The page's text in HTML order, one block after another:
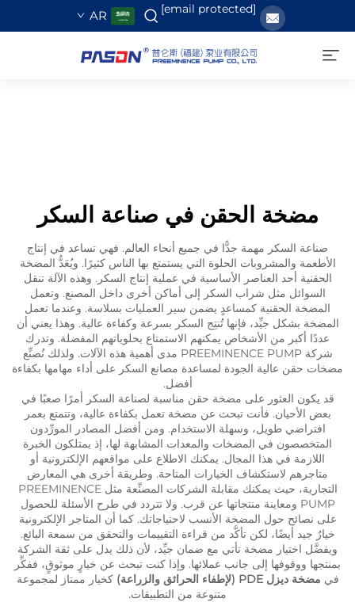
[email protected]
AR
مضخة الحقن في صناعة السكر
صناعة السكر مهمة جدًّا في جميع أنحاء العالم. فهي تساعد في إنتاج
الأطعمة والمشروبات الحلوة التي يستمتع بها الناس كثيرًا. ويُعَدُّ المضخة
الحقنية أحد العناصر الأساسية في عملية إنتاج السكر. وهذه الآلة تنقل
السوائل مثل شراب السكر إلى أماكن أخرى داخل المصنع. وتعمل
المضخة الحقنية كمساعدٍ يضمن سير العمليات بسلاسة. وعندما تعمل
المضخة بشكل جيِّد، فإنها تُنتِج السكر بسرعة وكفاءة عالية. وهذا يعني أن
عددًا أكبر من الأشخاص يمكنهم الاستمتاع بحلوياتهم المفضلة. وتدرك
شركة PREEMINENCE PUMP مدى أهمية هذه الآلات. ولذلك نُصنِّع
مضخات حقن عالية الجودة لمساعدة مصانع السكر على أداء مهامها بكفاءة
أفضل.
قد يكون العثور على مضخة حقن مناسبة لصناعة السكر أمرًا صعبًا في
بعض الأحيان. فأنت تبحث عن مضخة تعمل بكفاءة عالية، وتتمتع بعمر
افتراضي طويل، وسهلة الاستخدام. ومن أفضل المصادر المورِّدون
المتخصصون في المضخات والمعدات المشابهة لها، إذ يمتلكون الخبرة
اللازمة في هذا المجال. يمكنك الاطلاع على مواقعهم الإلكترونية أو
متاجرهم لاستكشاف الخيارات المتاحة. وطريقة أخرى هي المعارض
التجارية، حيث يمكنك مقابلة الشركات المصنِّعة مثل PREEMINENCE
PUMP ومعاينة منتجاتها عن قرب. ولا تتردد في طرح الأسئلة للحصول
على نصائح حول المضخة الأنسب لاحتياجاتك. كما أن المتاجر الإلكترونية
خيارٌ جيد أيضًا، لكن تأكَّد من قراءة التقييمات والتحقق من سمعة البائع.
ويفضَّل اختيار مضخة تأتي مع ضمان جيِّد، لأن ذلك يدل على ثقة الشركة
بمنتجها ووقوفها إلى جانب عملائها. وإذا كنت تبحث عن خيارٍ موثوقٍ، ففكِّر
في مضخة ديزل PDE (لإطفاء الحرائق والزراعة)
كخيار ممتاز لمجموعة
متنوعة من التطبيقات.